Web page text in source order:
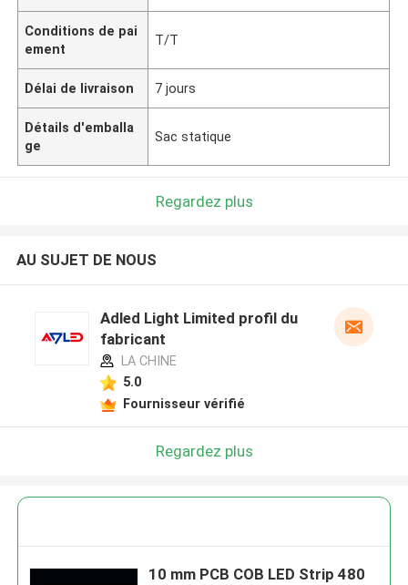
Conditions de pai
ement
T/T
Délai de livraison 7 jours
Détails d'emballa
ge
Sac statique
Regardez plus
AU SUJET DE NOUS
Adled Light Limited profil du
fabricant
LA CHINE
5.0
Fournisseur vérifié
Regardez plus
10 mm PCB COB LED Strip 480